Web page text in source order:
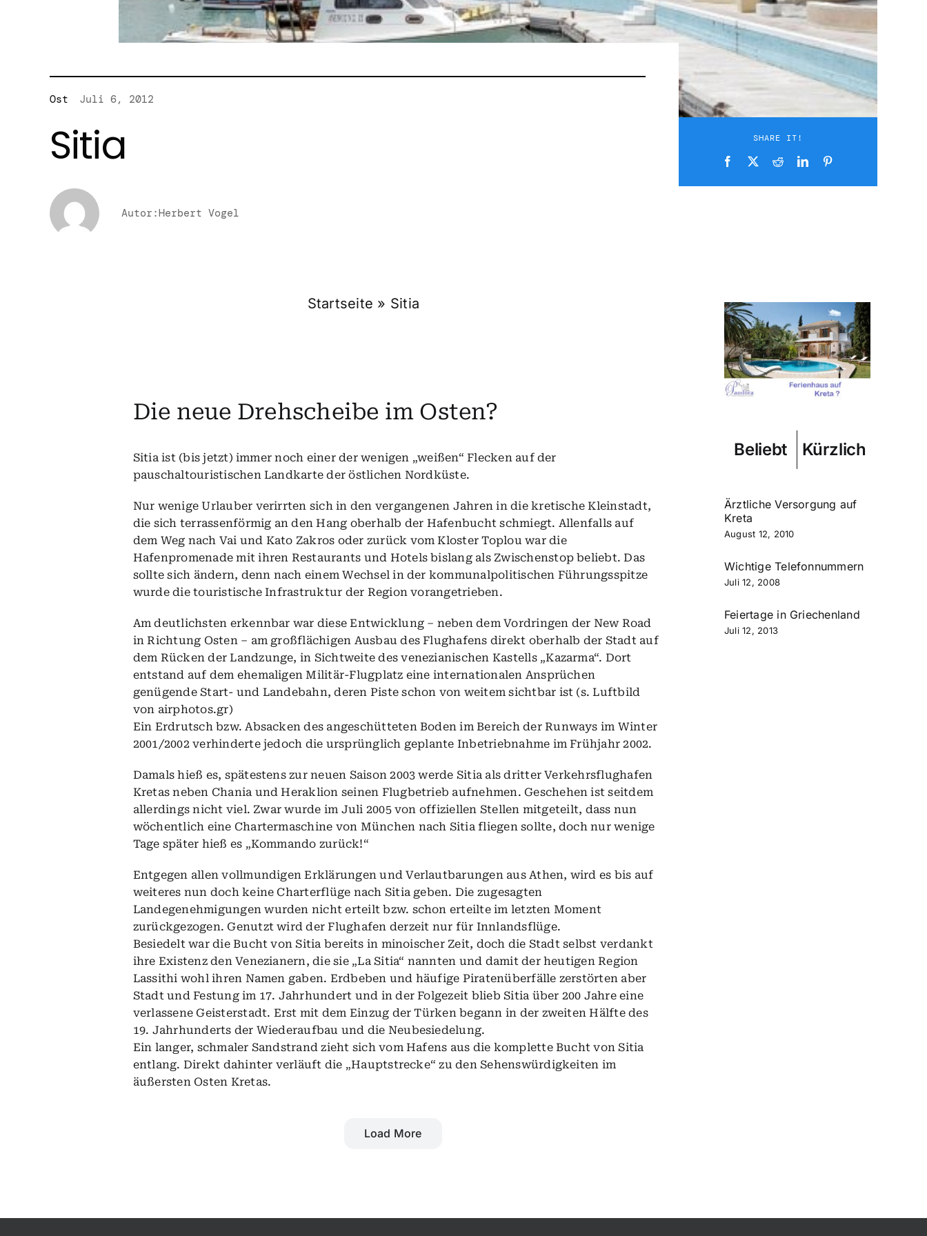
Ost Juli 6, 2012
Sitia
Autor:Herbert Vogel
SHARE IT!
Startseite » Sitia
Die neue Drehscheibe im Osten?
Sitia ist (bis jetzt) immer noch einer der wenigen „weißen“ Flecken auf der
pauschaltouristischen Landkarte der östlichen Nordküste.
Nur wenige Urlauber verirrten sich in den vergangenen Jahren in die kretische Kleinstadt,
die sich terrassenförmig an den Hang oberhalb der Hafenbucht schmiegt. Allenfalls auf
dem Weg nach Vai und Kato Zakros oder zurück vom Kloster Toplou war die
Hafenpromenade mit ihren Restaurants und Hotels bislang als Zwischenstop beliebt. Das
sollte sich ändern, denn nach einem Wechsel in der kommunalpolitischen Führungsspitze
wurde die touristische Infrastruktur der Region vorangetrieben.
Am deutlichsten erkennbar war diese Entwicklung – neben dem Vordringen der New Road
in Richtung Osten – am großflächigen Ausbau des Flughafens direkt oberhalb der Stadt auf
dem Rücken der Landzunge, in Sichtweite des venezianischen Kastells „Kazarma“. Dort
entstand auf dem ehemaligen Militär-Flugplatz eine internationalen Ansprüchen
genügende Start- und Landebahn, deren Piste schon von weitem sichtbar ist (s. Luftbild
von airphotos.gr)
Ein Erdrutsch bzw. Absacken des angeschütteten Boden im Bereich der Runways im Winter
2001/2002 verhinderte jedoch die ursprünglich geplante Inbetriebnahme im Frühjahr 2002.
Damals hieß es, spätestens zur neuen Saison 2003 werde Sitia als dritter Verkehrsflughafen
Kretas neben Chania und Heraklion seinen Flugbetrieb aufnehmen. Geschehen ist seitdem
allerdings nicht viel. Zwar wurde im Juli 2005 von offiziellen Stellen mitgeteilt, dass nun
wöchentlich eine Chartermaschine von München nach Sitia fliegen sollte, doch nur wenige
Tage später hieß es „Kommando zurück!“
Entgegen allen vollmundigen Erklärungen und Verlautbarungen aus Athen, wird es bis auf
weiteres nun doch keine Charterflüge nach Sitia geben. Die zugesagten
Landegenehmigungen wurden nicht erteilt bzw. schon erteilte im letzten Moment
zurückgezogen. Genutzt wird der Flughafen derzeit nur für Innlandsflüge.
Besiedelt war die Bucht von Sitia bereits in minoischer Zeit, doch die Stadt selbst verdankt
ihre Existenz den Venezianern, die sie „La Sitia“ nannten und damit der heutigen Region
Lassithi wohl ihren Namen gaben. Erdbeben und häufige Piratenüberfälle zerstörten aber
Stadt und Festung im 17. Jahrhundert und in der Folgezeit blieb Sitia über 200 Jahre eine
verlassene Geisterstadt. Erst mit dem Einzug der Türken begann in der zweiten Hälfte des
19. Jahrhunderts der Wiederaufbau und die Neubesiedelung.
Ein langer, schmaler Sandstrand zieht sich vom Hafens aus die komplette Bucht von Sitia
entlang. Direkt dahinter verläuft die „Hauptstrecke“ zu den Sehenswürdigkeiten im
äußersten Osten Kretas.
Load More
Beliebt Kürzlich
Ärztliche Versorgung auf
Kreta
August 12, 2010
Wichtige Telefonnummern
Juli 12, 2008
Feiertage in Griechenland
Juli 12, 2013